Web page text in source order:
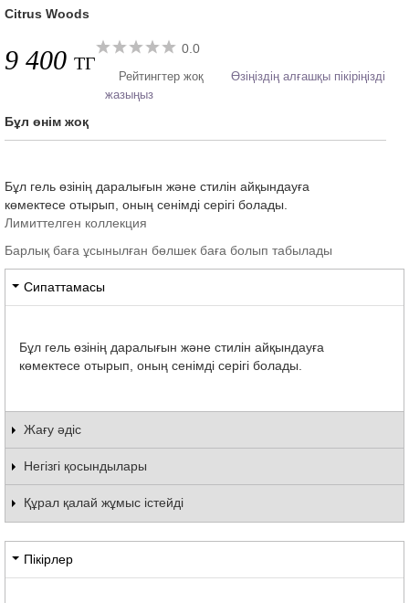
Citrus Woods
9 400 ТГ
0.0
Рейтингтер жоқ
Өзіңіздің алғашқы пікіріңізді
жазыңыз
Бұл өнім жоқ
Бұл гель өзінің даралығын және стилін айқындауға
көмектесе отырып, оның сенімді серігі болады.
Лимиттелген коллекция
Барлық баға ұсынылған бөлшек баға болып табылады
Сипаттамасы
Бұл гель өзінің даралығын және стилін айқындауға
көмектесе отырып, оның сенімді серігі болады.
Жағу әдіс
Негізгі қосындылары
Құрал қалай жұмыс істейді
Пікірлер